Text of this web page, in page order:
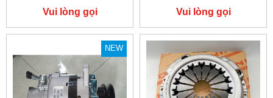
Vui lòng gọi Vui lòng gọi
NEW